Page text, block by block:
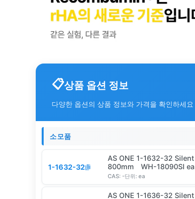
상품 옵션 정보
다양한 옵션의 상품 정보와 가격을 확인하세요
소모품
1-1632-32
AS ONE 1-1632-32
800mm WH-18090SI ea
CAS: -단위: ea
AS ONE 1-1636-32